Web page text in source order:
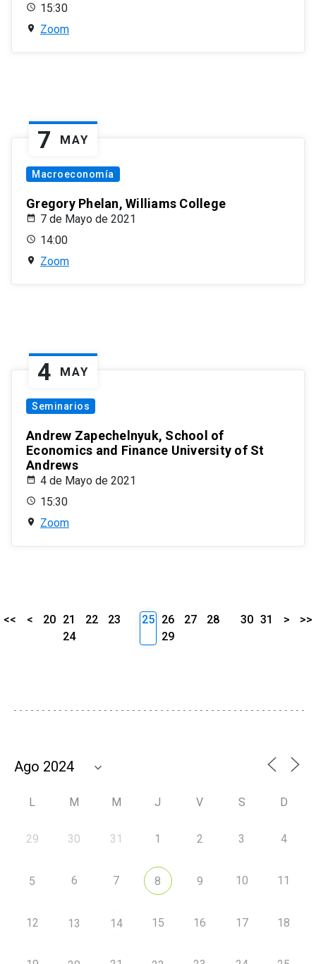
15:30
Zoom
7 MAY
Macroeconomía
Gregory Phelan, Williams College
7 de Mayo de 2021
14:00
Zoom
4 MAY
Seminarios
Andrew Zapechelnyuk, School of
Economics and Finance University of St
Andrews
4 de Mayo de 2021
15:30
Zoom
<< < 20 21 22
23
24
25 26 27
28
29
30 31 > >>
L M M J V S D
29 30 31 1 2 3 4
5 6 7 8 9 10 11
12 13 14 15 16 17 18